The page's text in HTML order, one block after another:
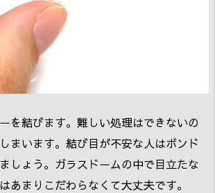
を結びます。難しい処理はできないの
まいます。結び目が不安な人はボンド
しょう。ガラスドームの中で目立たな
あまりこだわらなくて大丈夫です。